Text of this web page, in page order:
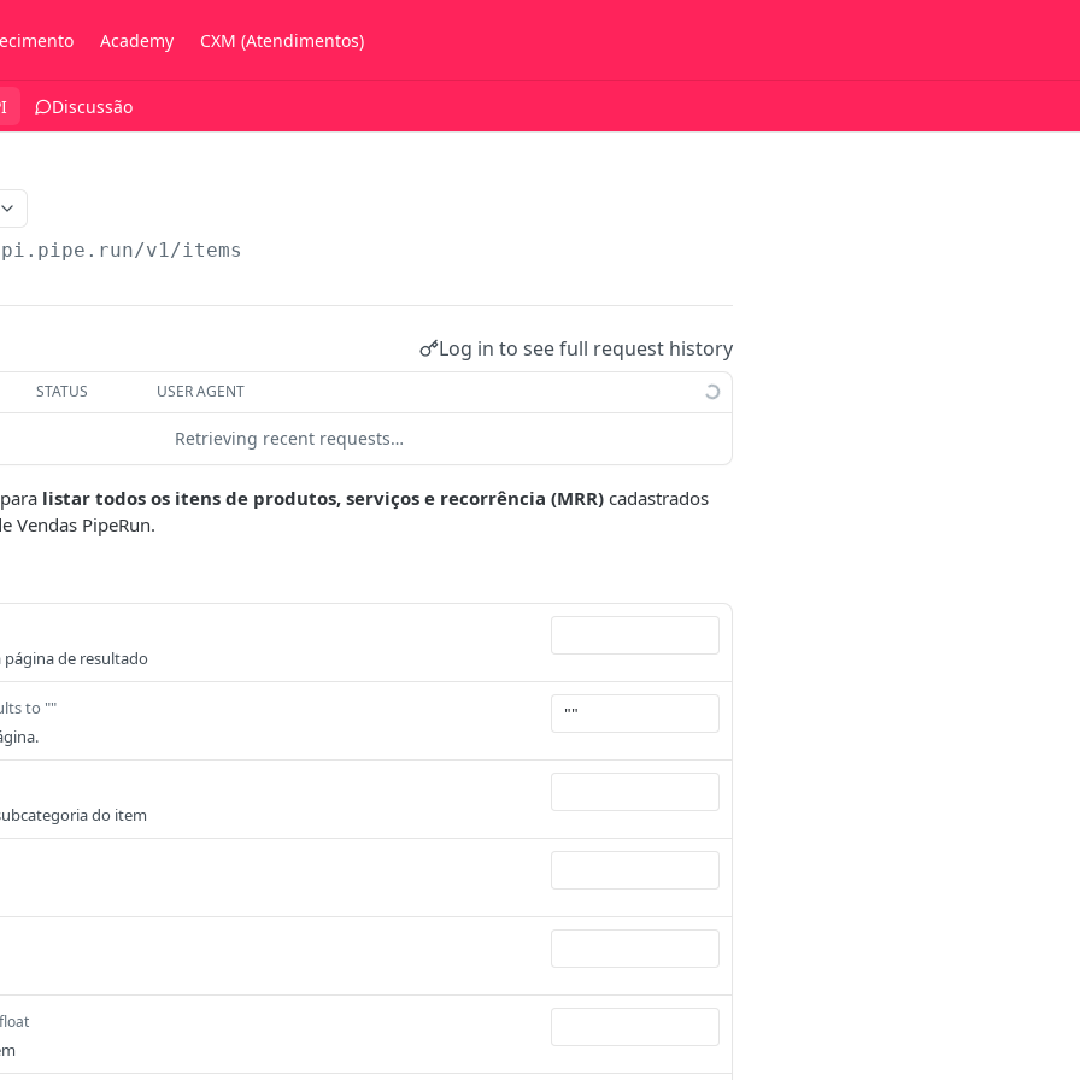
Academy CXM (Atendimentos)
Discussão
v1/items
Log in to see full request history
STATUS USER AGENT
Retrieving recent requests…
listar todos os itens de produtos, serviços e recorrência (MRR) cadastrados
Vendas PipeRun.
de resultado
to ""
do item
float